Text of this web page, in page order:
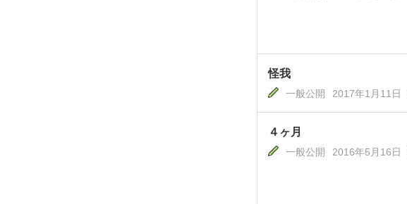
怪我
一般公開 2017年1月11日
４ヶ月
一般公開 2016年5月16日